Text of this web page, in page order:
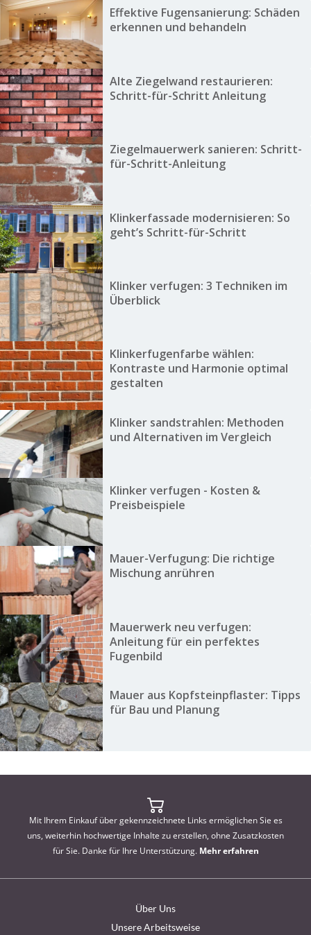
Effektive Fugensanierung: Schäden
erkennen und behandeln
Alte Ziegelwand restaurieren:
Schritt-für-Schritt Anleitung
Ziegelmauerwerk sanieren: Schritt-
für-Schritt-Anleitung
Klinkerfassade modernisieren: So
geht’s Schritt-für-Schritt
Klinker verfugen: 3 Techniken im
Überblick
Klinkerfugenfarbe wählen:
Kontraste und Harmonie optimal
gestalten
Klinker sandstrahlen: Methoden
und Alternativen im Vergleich
Klinker verfugen - Kosten &
Preisbeispiele
Mauer-Verfugung: Die richtige
Mischung anrühren
Mauerwerk neu verfugen:
Anleitung für ein perfektes
Fugenbild
Mauer aus Kopfsteinpflaster: Tipps
für Bau und Planung
Mit Ihrem Einkauf über gekennzeichnete Links ermöglichen Sie es
uns, weiterhin hochwertige Inhalte zu erstellen, ohne Zusatzkosten
für Sie. Danke für Ihre Unterstützung. Mehr erfahren
Über Uns
Unsere Arbeitsweise